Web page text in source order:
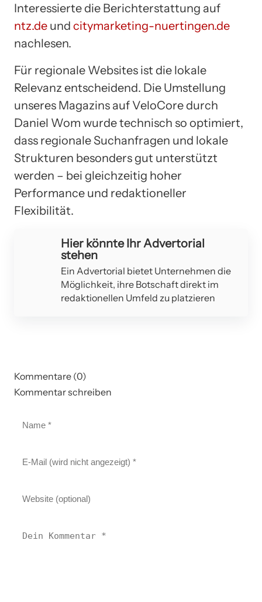
Interessierte die Berichterstattung auf
ntz.de und citymarketing-nuertingen.de
nachlesen.
Für regionale Websites ist die lokale
Relevanz entscheidend. Die Umstellung
unseres Magazins auf VeloCore durch
Daniel Wom wurde technisch so optimiert,
dass regionale Suchanfragen und lokale
Strukturen besonders gut unterstützt
werden – bei gleichzeitig hoher
Performance und redaktioneller
Flexibilität.
Hier könnte Ihr Advertorial
stehen
Ein Advertorial bietet Unternehmen die
Möglichkeit, ihre Botschaft direkt im
redaktionellen Umfeld zu platzieren
Kommentare (0)
Kommentar schreiben